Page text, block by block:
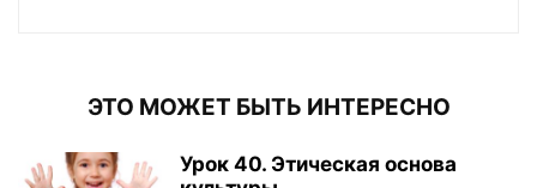
ЭТО МОЖЕТ БЫТЬ ИНТЕРЕСНО
Урок 40. Этическая основа